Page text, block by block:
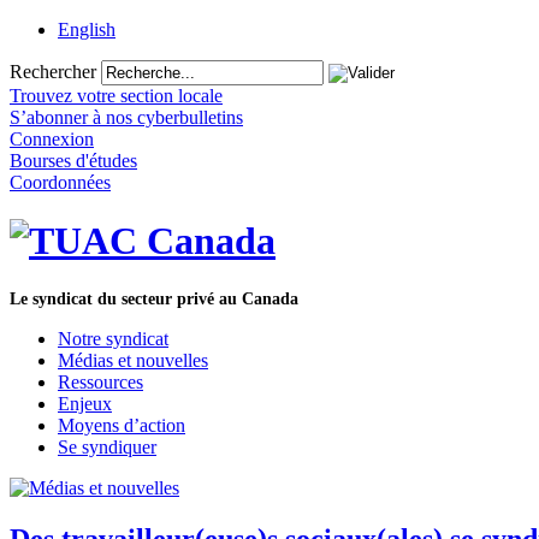
English
Rechercher
Trouvez votre section locale
S’abonner à nos cyberbulletins
Connexion
Bourses d'études
Coordonnées
Le syndicat du secteur privé au Canada
Notre syndicat
Médias et nouvelles
Ressources
Enjeux
Moyens d’action
Se syndiquer